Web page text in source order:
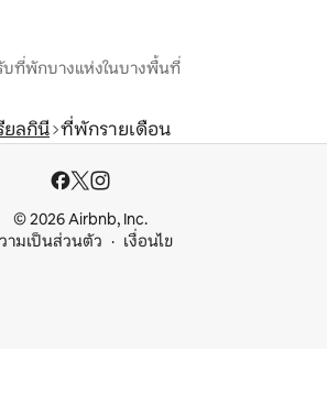
บที่พักบางแห่งในบางพื้นที่
ยลกินี ที่พักรายเดือน
© 2026 Airbnb, Inc.
ามเป็นส่วนตัว
เงื่อนไข